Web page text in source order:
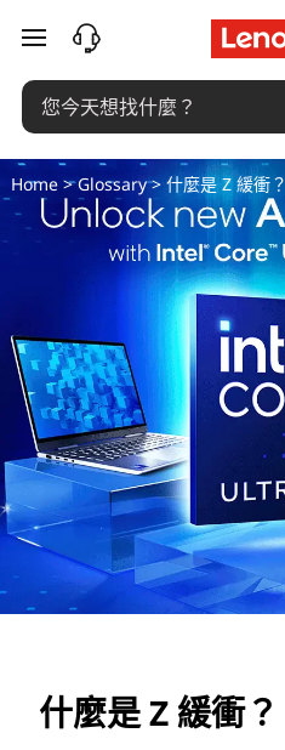
什
么
是
Z
缓
？
跳至主要內容
Home>Glossary> 什麼是 Z 緩衝？
什麼是 Z 緩衝？